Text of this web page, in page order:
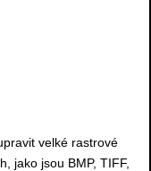
velké rastrové
jako jsou BMP, TIFF,